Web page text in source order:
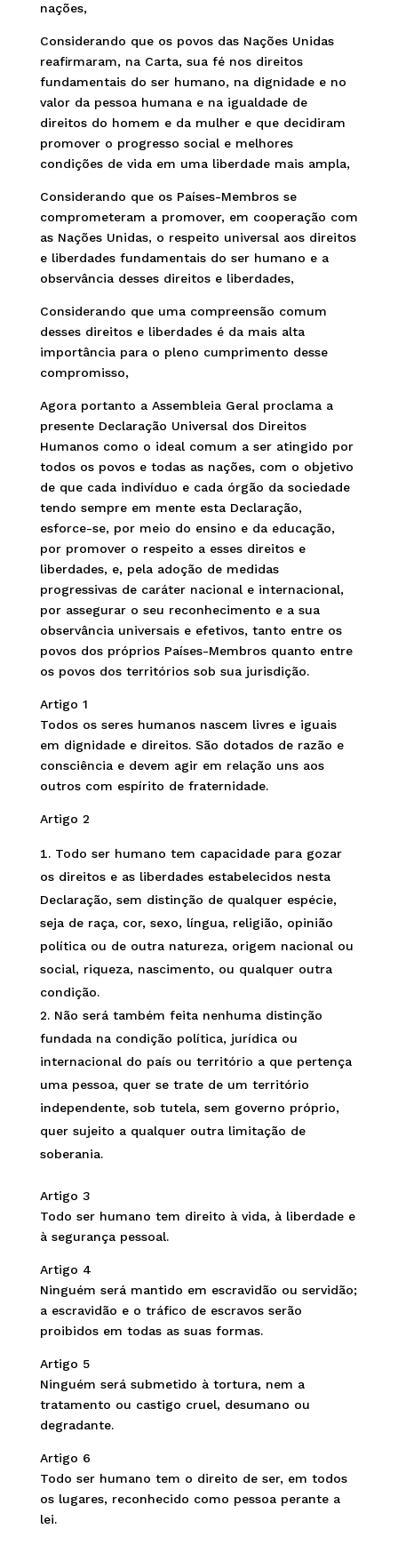
nações,
Considerando que os povos das Nações Unidas
reafirmaram, na Carta, sua fé nos direitos
fundamentais do ser humano, na dignidade e no
valor da pessoa humana e na igualdade de
direitos do homem e da mulher e que decidiram
promover o progresso social e melhores
condições de vida em uma liberdade mais ampla,
Considerando que os Países-Membros se
comprometeram a promover, em cooperação com
as Nações Unidas, o respeito universal aos direitos
e liberdades fundamentais do ser humano e a
observância desses direitos e liberdades,
Considerando que uma compreensão comum
desses direitos e liberdades é da mais alta
importância para o pleno cumprimento desse
compromisso,
Agora portanto a Assembleia Geral proclama a
presente Declaração Universal dos Direitos
Humanos como o ideal comum a ser atingido por
todos os povos e todas as nações, com o objetivo
de que cada indivíduo e cada órgão da sociedade
tendo sempre em mente esta Declaração,
esforce-se, por meio do ensino e da educação,
por promover o respeito a esses direitos e
liberdades, e, pela adoção de medidas
progressivas de caráter nacional e internacional,
por assegurar o seu reconhecimento e a sua
observância universais e efetivos, tanto entre os
povos dos próprios Países-Membros quanto entre
os povos dos territórios sob sua jurisdição.
Artigo 1
Todos os seres humanos nascem livres e iguais
em dignidade e direitos. São dotados de razão e
consciência e devem agir em relação uns aos
outros com espírito de fraternidade.
Artigo 2
Todo ser humano tem capacidade para gozar
os direitos e as liberdades estabelecidos nesta
Declaração, sem distinção de qualquer espécie,
seja de raça, cor, sexo, língua, religião, opinião
política ou de outra natureza, origem nacional ou
social, riqueza, nascimento, ou qualquer outra
condição.
Não será também feita nenhuma distinção
fundada na condição política, jurídica ou
internacional do país ou território a que pertença
uma pessoa, quer se trate de um território
independente, sob tutela, sem governo próprio,
quer sujeito a qualquer outra limitação de
soberania.
Artigo 3
Todo ser humano tem direito à vida, à liberdade e
à segurança pessoal.
Artigo 4
Ninguém será mantido em escravidão ou servidão;
a escravidão e o tráfico de escravos serão
proibidos em todas as suas formas.
Artigo 5
Ninguém será submetido à tortura, nem a
tratamento ou castigo cruel, desumano ou
degradante.
Artigo 6
Todo ser humano tem o direito de ser, em todos
os lugares, reconhecido como pessoa perante a
lei.